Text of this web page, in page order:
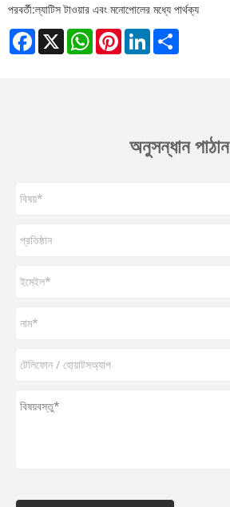
পরবর্তী:ল্যাটিস টাওয়ার এবং মনোপোলের মধ্যে পার্থক্য
Facebook
X WhatsAppPinterestLinkedIn
অনুসন্ধান পাঠান